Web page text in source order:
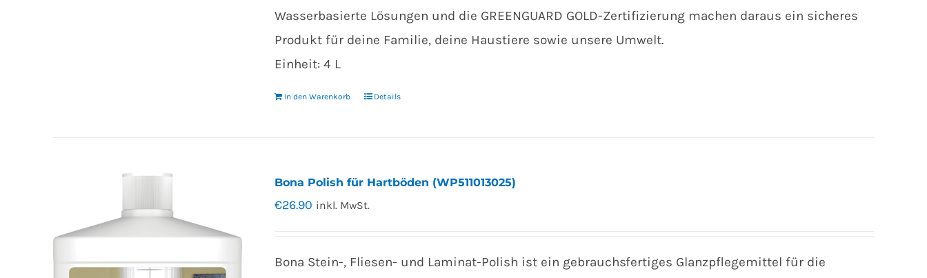
Wasserbasierte Lösungen und die GREENGUARD GOLD-Zertifizierung machen daraus ein sicheres
Produkt für deine Familie, deine Haustiere sowie unsere Umwelt.
Einheit: 4 L
In den Warenkorb Details
Bona Polish für Hartböden (WP511013025)
€26.90 inkl. MwSt.
Bona Stein-, Fliesen- und Laminat-Polish ist ein gebrauchsfertiges Glanzpflegemittel für die